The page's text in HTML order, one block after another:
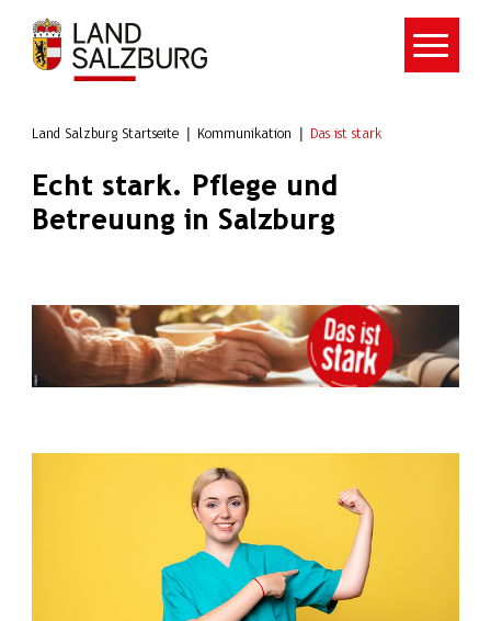
Zum Hauptinhalt springen
Land Salzburg Startseite Kommunikation Das ist stark
Echt stark. Pflege und
Betreuung in Salzburg